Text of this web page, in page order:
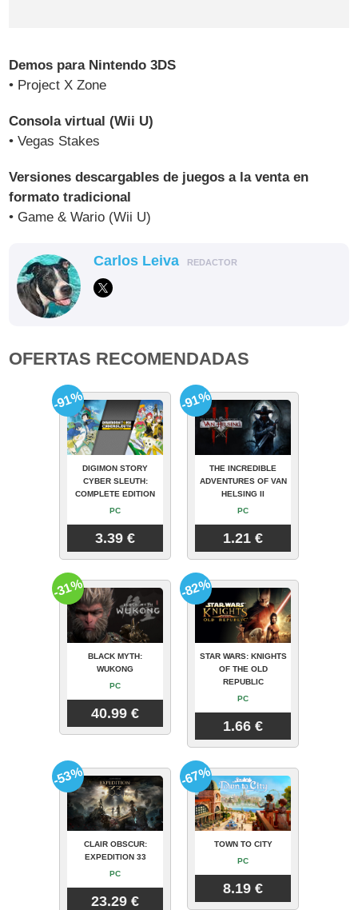
Demos para Nintendo 3DS
• Project X Zone
Consola virtual (Wii U)
• Vegas Stakes
Versiones descargables de juegos a la venta en
formato tradicional
• Game & Wario (Wii U)
Carlos Leiva REDACTOR
OFERTAS RECOMENDADAS
DIGIMON STORY
CYBER SLEUTH:
COMPLETE EDITION
PC
3.39 €
-91%
THE INCREDIBLE
ADVENTURES OF VAN
HELSING II
PC
1.21 €
-91%
BLACK MYTH:
WUKONG
PC
40.99 €
-31%
STAR WARS: KNIGHTS
OF THE OLD
REPUBLIC
PC
1.66 €
-82%
CLAIR OBSCUR:
EXPEDITION 33
PC
23.29 €
-53%
TOWN TO CITY
PC
8.19 €
-67%